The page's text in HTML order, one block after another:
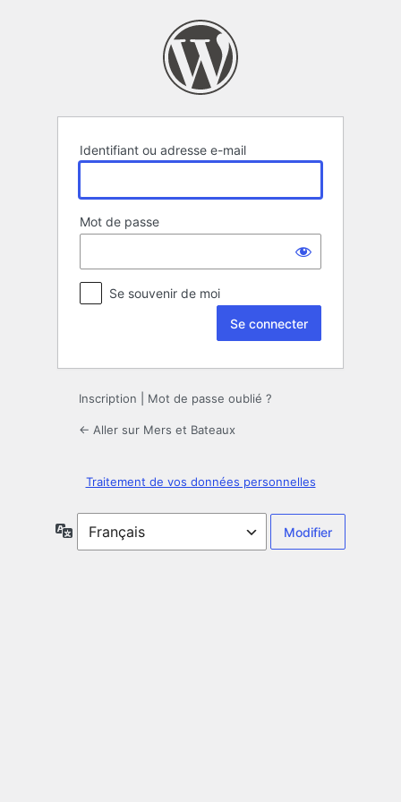
Identifiant ou adresse e-mail
Mot de passe
Se souvenir de moi
Inscription Mot de passe oublié ?
← Aller sur Mers et Bateaux
Traitement de vos données personnelles
Langue